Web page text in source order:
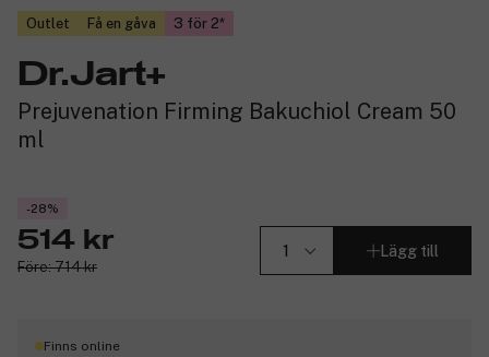
Outlet Få en gåva 3 för 2
Dr.Jart+
Prejuvenation Firming Bakuchiol Cream 50
ml
-28%
514 kr
Före: 714 kr
Lägg till
Finns online